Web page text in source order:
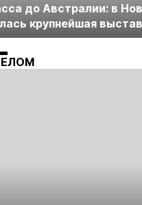
до Австралии: в
крупнейшая
«Недра России.